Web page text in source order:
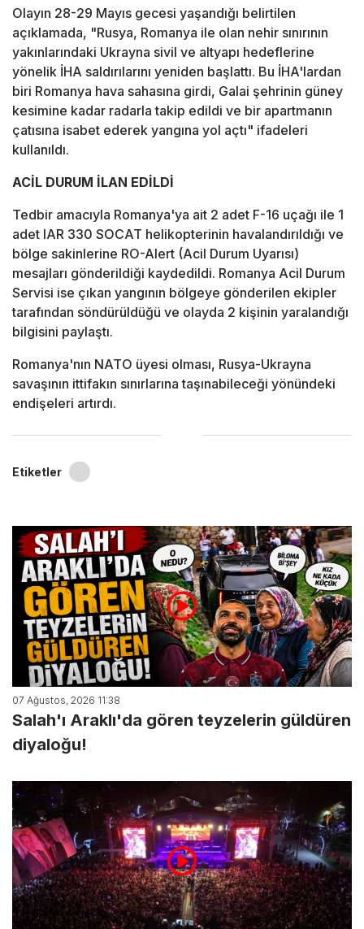
Olayın 28-29 Mayıs gecesi yaşandığı belirtilen
açıklamada, "Rusya, Romanya ile olan nehir sınırının
yakınlarındaki Ukrayna sivil ve altyapı hedeflerine
yönelik İHA saldırılarını yeniden başlattı. Bu İHA'lardan
biri Romanya hava sahasına girdi, Galai şehrinin güney
kesimine kadar radarla takip edildi ve bir apartmanın
çatısına isabet ederek yangına yol açtı" ifadeleri
kullanıldı.
ACİL DURUM İLAN EDİLDİ
Tedbir amacıyla Romanya'ya ait 2 adet F-16 uçağı ile 1
adet IAR 330 SOCAT helikopterinin havalandırıldığı ve
bölge sakinlerine RO-Alert (Acil Durum Uyarısı)
mesajları gönderildiği kaydedildi. Romanya Acil Durum
Servisi ise çıkan yangının bölgeye gönderilen ekipler
tarafından söndürüldüğü ve olayda 2 kişinin yaralandığı
bilgisini paylaştı.
Romanya'nın NATO üyesi olması, Rusya-Ukrayna
savaşının ittifakın sınırlarına taşınabileceği yönündeki
endişeleri artırdı.
Etiketler
07 Ağustos, 2026 11:38
Salah'ı Araklı'da gören teyzelerin güldüren
diyaloğu!